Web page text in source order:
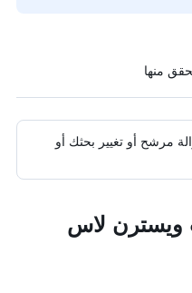
مرشح أو تغيير بحثك أو
ويسترن لاس